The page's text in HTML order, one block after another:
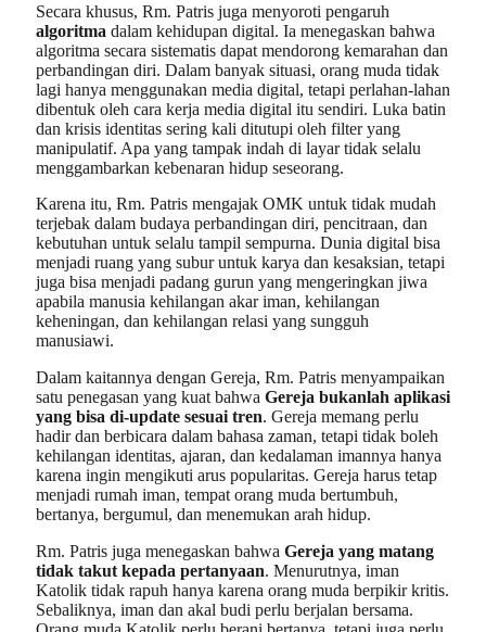
Secara khusus, Rm. Patris juga menyoroti pengaruh
algoritma dalam kehidupan digital. Ia menegaskan bahwa
algoritma secara sistematis dapat mendorong kemarahan dan
perbandingan diri. Dalam banyak situasi, orang muda tidak
lagi hanya menggunakan media digital, tetapi perlahan-lahan
dibentuk oleh cara kerja media digital itu sendiri. Luka batin
dan krisis identitas sering kali ditutupi oleh filter yang
manipulatif. Apa yang tampak indah di layar tidak selalu
menggambarkan kebenaran hidup seseorang.
Karena itu, Rm. Patris mengajak OMK untuk tidak mudah
terjebak dalam budaya perbandingan diri, pencitraan, dan
kebutuhan untuk selalu tampil sempurna. Dunia digital bisa
menjadi ruang yang subur untuk karya dan kesaksian, tetapi
juga bisa menjadi padang gurun yang mengeringkan jiwa
apabila manusia kehilangan akar iman, kehilangan
keheningan, dan kehilangan relasi yang sungguh
manusiawi.
Dalam kaitannya dengan Gereja, Rm. Patris menyampaikan
satu penegasan yang kuat bahwa Gereja bukanlah aplikasi
yang bisa di-update sesuai tren. Gereja memang perlu
hadir dan berbicara dalam bahasa zaman, tetapi tidak boleh
kehilangan identitas, ajaran, dan kedalaman imannya hanya
karena ingin mengikuti arus popularitas. Gereja harus tetap
menjadi rumah iman, tempat orang muda bertumbuh,
bertanya, bergumul, dan menemukan arah hidup.
Rm. Patris juga menegaskan bahwa Gereja yang matang
tidak takut kepada pertanyaan. Menurutnya, iman
Katolik tidak rapuh hanya karena orang muda berpikir kritis.
Sebaliknya, iman dan akal budi perlu berjalan bersama.